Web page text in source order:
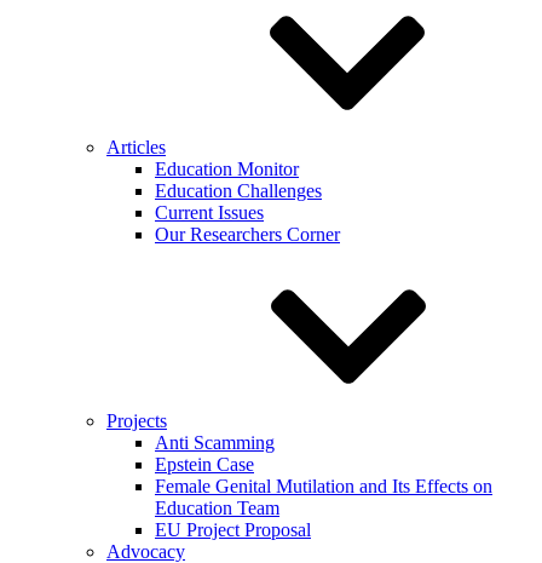
Articles
Education Monitor
Education Challenges
Current Issues
Our Researchers Corner
Projects
Anti Scamming
Epstein Case
Female Genital Mutilation and Its Effects on
Education Team
EU Project Proposal
Advocacy